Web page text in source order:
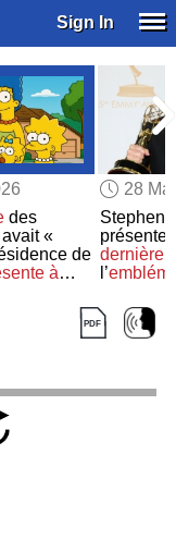
Sign In
des
«
de
à
28
Stephen
présente
dernière
l’